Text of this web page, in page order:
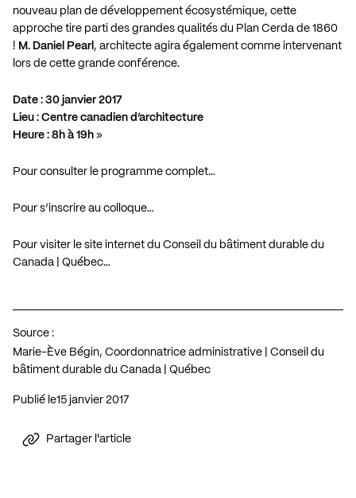
nouveau plan de développement écosystémique, cette
approche tire parti des grandes qualités du Plan Cerda de 1860
! M. Daniel Pearl , architecte agira également comme intervenant
lors de cette grande conférence.
Date : 30 janvier 2017
Lieu : Centre canadien d’architecture
Heure : 8h à 19h »
Pour consulter le programme complet…
Pour s’inscrire au colloque…
Pour visiter le site internet du Conseil du bâtiment durable du
Canada | Québec…
Source :
Marie-Ève Bégin, Coordonnatrice administrative | Conseil du
bâtiment durable du Canada | Québec
Publié le 15 janvier 2017
Partager l'article